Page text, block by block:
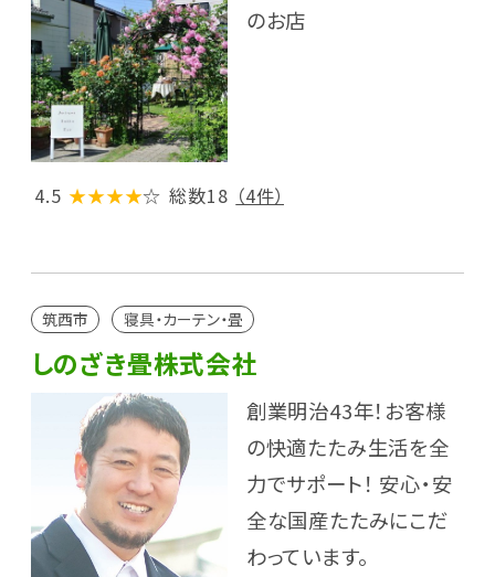
のお店
4.5 ★★★★☆ 総数18 （4件）
筑西市 寝具・カーテン・畳
しのざき畳株式会社
創業明治43年！お客様
の快適たたみ生活を全
力でサポート！ 安心・安
全な国産たたみにこだ
わっています。